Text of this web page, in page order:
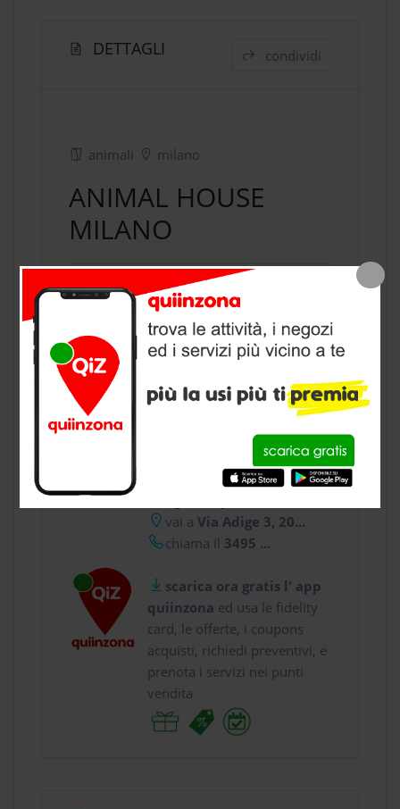
DETTAGLI condividi
animali milano
ANIMAL HOUSE
MILANO
negozio animalia Milano, provincia
vai aVia Adige 3, 20...
chiama il 3495 ...
scarica ora gratis l' app
quiinzona ed usa le fidelity
card, le offerte, i coupons
acquisti, richiedi preventivi, e
prenota i servizi nei punti
vendita